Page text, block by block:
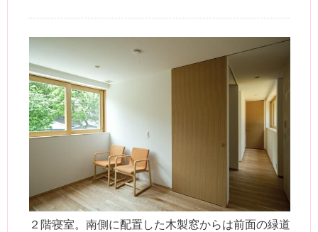
２階寝室。南側に配置した木製窓からは前面の緑道